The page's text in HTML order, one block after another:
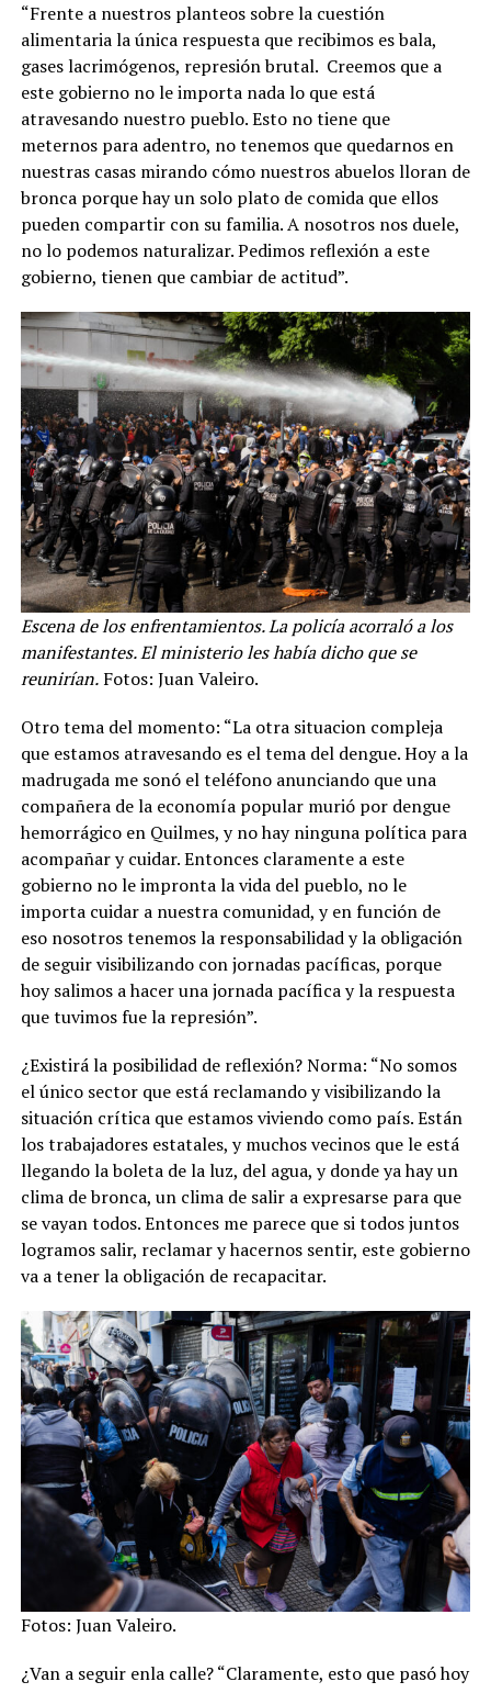
“Frente a nuestros planteos sobre la cuestión
alimentaria la única respuesta que recibimos es bala,
gases lacrimógenos, represión brutal. Creemos que a
este gobierno no le importa nada lo que está
atravesando nuestro pueblo. Esto no tiene que
meternos para adentro, no tenemos que quedarnos en
nuestras casas mirando cómo nuestros abuelos lloran de
bronca porque hay un solo plato de comida que ellos
pueden compartir con su familia. A nosotros nos duele,
no lo podemos naturalizar. Pedimos reflexión a este
gobierno, tienen que cambiar de actitud”.
Escena de los enfrentamientos. La policía acorraló a los
manifestantes. El ministerio les había dicho que se
reunirían.Fotos: Juan Valeiro.
Otro tema del momento: “La otra situacion compleja
que estamos atravesando es el tema del dengue. Hoy a la
madrugada me sonó el teléfono anunciando que una
compañera de la economía popular murió por dengue
hemorrágico en Quilmes, y no hay ninguna política para
acompañar y cuidar. Entonces claramente a este
gobierno no le impronta la vida del pueblo, no le
importa cuidar a nuestra comunidad, y en función de
eso nosotros tenemos la responsabilidad y la obligación
de seguir visibilizando con jornadas pacíficas, porque
hoy salimos a hacer una jornada pacífica y la respuesta
que tuvimos fue la represión”.
¿Existirá la posibilidad de reflexión? Norma: “No somos
el único sector que está reclamando y visibilizando la
situación crítica que estamos viviendo como país. Están
los trabajadores estatales, y muchos vecinos que le está
llegando la boleta de la luz, del agua, y donde ya hay un
clima de bronca, un clima de salir a expresarse para que
se vayan todos. Entonces me parece que si todos juntos
logramos salir, reclamar y hacernos sentir, este gobierno
va a tener la obligación de recapacitar.
Fotos: Juan Valeiro.
¿Van a seguir enla calle? “Claramente, esto que pasó hoy